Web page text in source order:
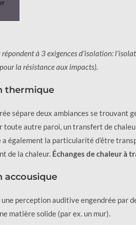
répondent à 3 exigences d’isolation:
la résistance aux impacts).
thermique
sépare deux ambiances se trouvant
toute autre paroi, un transfert de
également la particularité d’être
de la chaleur. Échanges de chaleur à
accousique
perception auditive engendrée par
matière solide (par ex. un mur).